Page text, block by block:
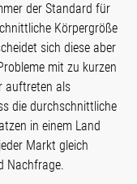
der Standard für
Körpergröße
sich diese aber
mit zu kurzen
auftreten als
die durchschnittliche
in einem Land
Markt gleich
Nachfrage.